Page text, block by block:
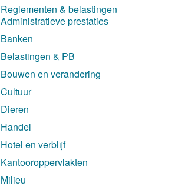
Reglementen & belastingen
Administratieve prestaties
Banken
Belastingen & PB
Bouwen en verandering
Cultuur
Dieren
Handel
Hotel en verblijf
Kantooroppervlakten
Milieu